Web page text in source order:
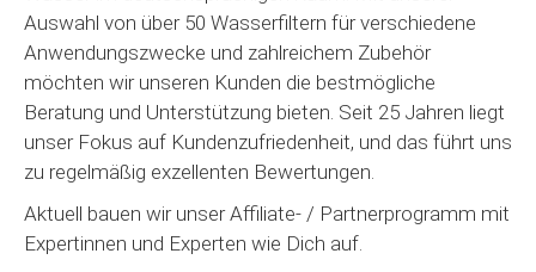
Auswahl von über 50 Wasserfiltern für verschiedene
Anwendungszwecke und zahlreichem Zubehör
möchten wir unseren Kunden die bestmögliche
Beratung und Unterstützung bieten. Seit 25 Jahren liegt
unser Fokus auf Kundenzufriedenheit, und das führt uns
zu regelmäßig exzellenten Bewertungen.
Aktuell bauen wir unser Affiliate- / Partnerprogramm mit
Expertinnen und Experten wie Dich auf.